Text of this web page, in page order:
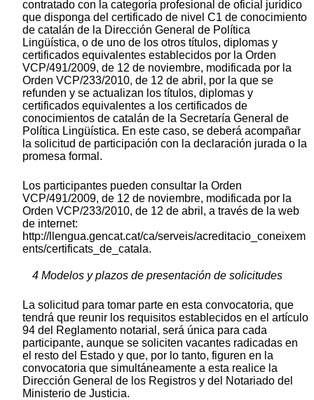
contratado con la categoría profesional de oficial jurídico
que disponga del certificado de nivel C1 de conocimiento
de catalán de la Dirección General de Política
Lingüística, o de uno de los otros títulos, diplomas y
certificados equivalentes establecidos por la Orden
VCP/491/2009, de 12 de noviembre, modificada por la
Orden VCP/233/2010, de 12 de abril, por la que se
refunden y se actualizan los títulos, diplomas y
certificados equivalentes a los certificados de
conocimientos de catalán de la Secretaría General de
Política Lingüística. En este caso, se deberá acompañar
la solicitud de participación con la declaración jurada o la
promesa formal.
Los participantes pueden consultar la Orden
VCP/491/2009, de 12 de noviembre, modificada por la
Orden VCP/233/2010, de 12 de abril, a través de la web
de internet:
http://llengua.gencat.cat/ca/serveis/acreditacio_coneixem
ents/certificats_de_catala.
4 Modelos y plazos de presentación de solicitudes
La solicitud para tomar parte en esta convocatoria, que
tendrá que reunir los requisitos establecidos en el artículo
94 del Reglamento notarial, será única para cada
participante, aunque se soliciten vacantes radicadas en
el resto del Estado y que, por lo tanto, figuren en la
convocatoria que simultáneamente a esta realice la
Dirección General de los Registros y del Notariado del
Ministerio de Justicia.